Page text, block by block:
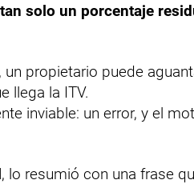
solo un porcentaje
propietario puede
llega la ITV.
inviable: un error, y el
, lo resumió con una frase